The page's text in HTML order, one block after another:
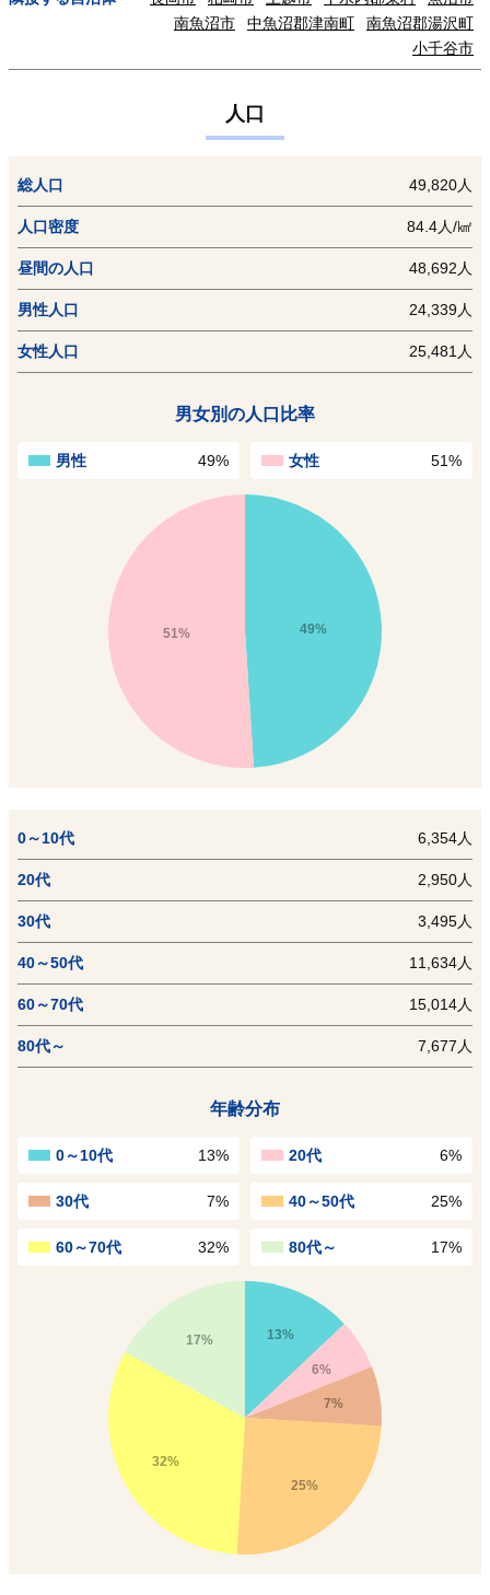
南魚沼市
中魚沼郡津南町
南魚沼郡湯沢町
小千谷市
人口
総人口 49,820人
人口密度 84.4人/㎢
昼間の人口 48,692人
男性人口 24,339人
女性人口 25,481人
男女別の人口比率
男性 49% 女性 51%
49%
51%
0～10代 6,354人
20代 2,950人
30代 3,495人
40～50代 11,634人
60～70代 15,014人
80代～ 7,677人
年齢分布
0～10代 13% 20代 6%
30代 7% 40～50代 25%
60～70代 32% 80代～ 17%
13%
6%
7%
25%
32%
17%